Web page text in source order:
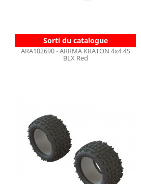
Sorti du catalogue
ARA102690 - ARRMA KRATON 4x4 4S
BLX Red